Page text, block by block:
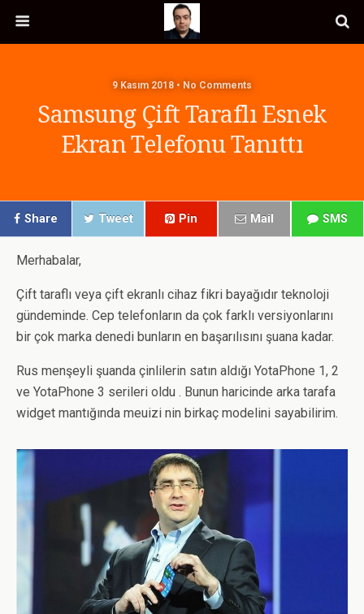
9 Kasım 2018 • No Comments
Samsung Çift Taraflı Esnek
Ekran Telefonu Tanıttı
Share Tweet Pin Mail SMS
Merhabalar,
Çift taraflı veya çift ekranlı cihaz fikri bayağıdır teknoloji
gündeminde. Cep telefonların da çok farklı versiyonlarını
bir çok marka denedi bunların en başarılısını şuana kadar.
Rus menşeyli şuanda çinlilerin satın aldığı YotaPhone 1, 2
ve YotaPhone 3 serileri oldu . Bunun haricinde arka tarafa
widget mantığında meuizi nin birkaç modelini sayabilirim.